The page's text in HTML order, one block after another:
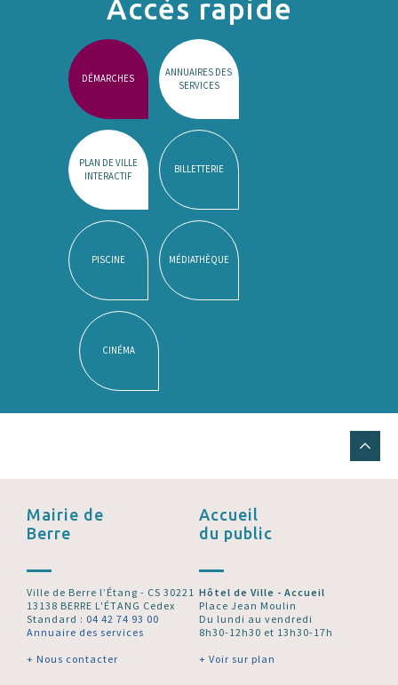
Accès rapide
DÉMARCHES
ANNUAIRES DES
SERVICES
PLAN DE VILLE
INTERACTIF
BILLETTERIE
PISCINE MÉDIATHÈQUE
CINÉMA
Mairie de
Berre
Ville de Berre l’Étang - CS 30221
13138 BERRE L'ÉTANG Cedex
Standard : 04 42 74 93 00
Annuaire des services
+ Nous contacter
Accueil
du public
Hôtel de Ville - Accueil
Place Jean Moulin
Du lundi au vendredi
8h30-12h30 et 13h30-17h
+ Voir sur plan